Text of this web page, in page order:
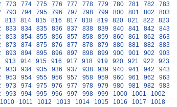
773 774 775 776 777 778 779 780 781 782
783
793 794 795 796 797 798 799 800 801 802
803
813 814 815 816 817 818 819 820 821 822
823
833 834 835 836 837 838 839 840 841 842
843
853 854 855 856 857 858 859 860 861 862
863
873 874 875 876 877 878 879 880 881 882
883
893 894 895 896 897 898 899 900 901 902
903
913 914 915 916 917 918 919 920 921 922
923
933 934 935 936 937 938 939 940 941 942
943
953 954 955 956 957 958 959 960 961 962
963
973 974 975 976 977 978 979 980 981 982
983
993 994 995 996 997 998 999 1000 1001
1002
1010 1011 1012 1013 1014 1015 1016 1017
1018